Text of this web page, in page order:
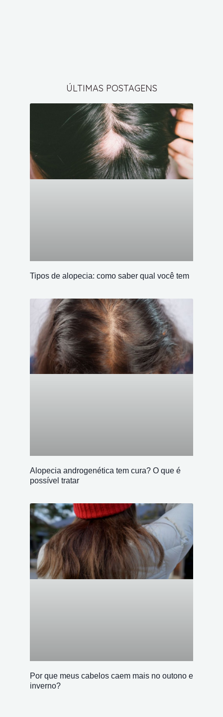
ÚLTIMAS POSTAGENS
Tipos de alopecia: como saber qual você tem
Alopecia androgenética tem cura? O que é
possível tratar
Por que meus cabelos caem mais no outono e
inverno?